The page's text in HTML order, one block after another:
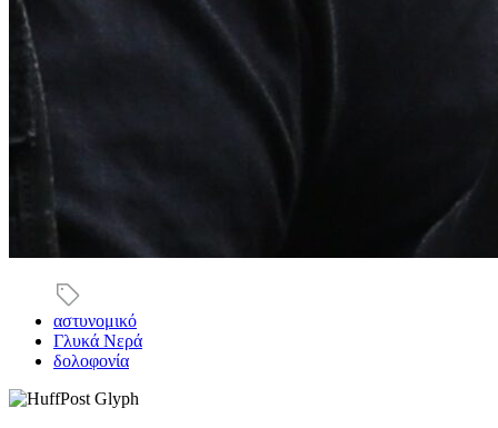
αστυνομικό
Γλυκά Νερά
δολοφονία